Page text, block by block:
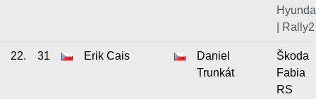
| Rally2
22. 31 Erik Cais
Daniel
Trunkát
Škoda
Fabia
RS